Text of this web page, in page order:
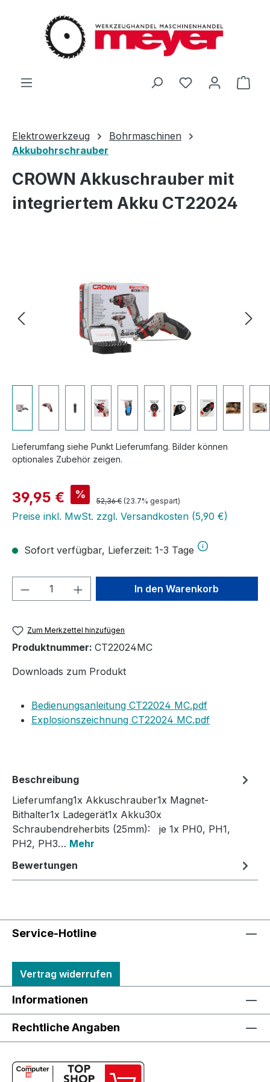
Zum Hauptinhalt springen
Du hast 0
Elektrowerkzeug
Bohrmaschinen
Akkubohrschrauber
CROWN Akkuschrauber mit
integriertem Akku CT22024
Lieferumfang siehe Punkt Lieferumfang. Bilder können
optionales Zubehör zeigen.
Verkaufspreis:
39,95 € % Regulärer Preis:
52,36 € (23.7% gespart)
Preise inkl. MwSt. zzgl. Versandkosten (5,90 €)
Sofort verfügbar, Lieferzeit: 1-3 Tage
Produkt Anzahl: Gib denIn den Warenkorb
Zum Merkzettel hinzufügen
Produktnummer: CT22024MC
Downloads zum Produkt
Bedienungsanleitung CT22024 MC.pdf
Explosionszeichnung CT22024 MC.pdf
Beschreibung
Lieferumfang1x Akkuschrauber1x Magnet-
Bithalter1x Ladegerät1x Akku30x
Schraubendreherbits (25mm): je 1x PH0, PH1,
PH2, PH3… Mehr
Bewertungen
Service-Hotline
Vertrag widerrufen
Informationen
Rechtliche Angaben